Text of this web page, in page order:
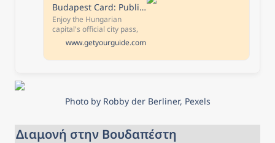
Budapest Card: Public Transport, 30+ Top Attractions & Tours
Enjoy the Hungarian
capital's official city pass,
the key to the city. Benefit
from a range of discounts,
free entries to attractions,
24 hours in advance to
receive a full refund
Keep your travel plans
flexible - book your spot
www.getyourguide.com
Photo by Robby der Berliner, Pexels
Διαμονή στην Βουδαπέστη